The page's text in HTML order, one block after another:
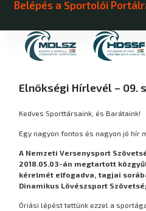
Belépés a Sportolói
Elnökségi Hírlevél – 09.
Kedves Sporttársaink, és Barátaink!
Egy nagyon fontos és nagyon jó hír
A Nemzeti Versenysport
2018.05.03-án megtartott
kérelmét elfogadva, tagjai
Dinamikus Lövészsport
Óriási lépést tettünk ezzel a